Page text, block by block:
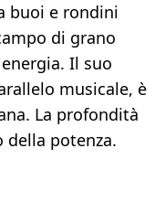
buoi e rondini
di grano
Il suo
musicale, è
La profondità
potenza.